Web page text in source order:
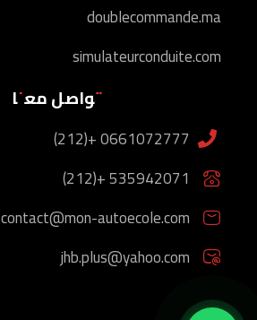
doublecommande.ma
simulateurconduite.com
تواصل معنا
0661072777 +(212)
535942071 +(212)
contact@mon-autoecole.com
jhb.plus@yahoo.com